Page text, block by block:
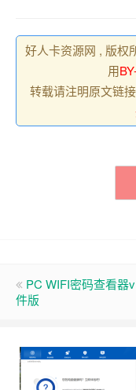
好人卡资源网 , 版权
用
转载请注明原文链接
PC WIFI密码查看器
件版